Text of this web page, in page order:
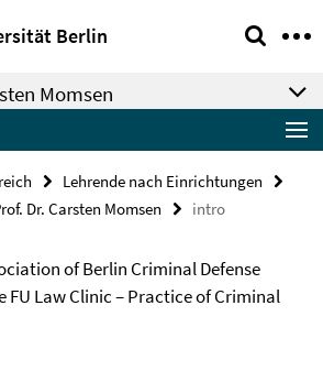
Berlin
Momsen
Lehrende nach Einrichtungen
Dr. Carsten Momsen intro
of Berlin Criminal Defense
FU Law Clinic – Practice of Criminal